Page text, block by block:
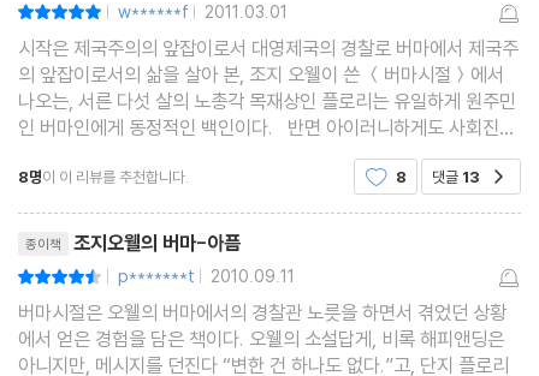
| w******f | 2011.03.01
시작은 제국주의의 앞잡이로서 대영제국의 경찰로 버마에서 제국주
의 앞잡이로서의 삶을 살아 본, 조지 오웰이 쓴 ＜버마시절＞에서
나오는, 서른 다섯 살의 노총각 목재상인 플로리는 유일하게 원주민
인 버마인에게 동정적인 백인이다. 반면 아이러니하게도 사회진화
론에 근거를 둔, 개발을 통한 문명화 논리에 의해 ＜민족개조론＞을
저술한 춘원 이광수나, 독립 능력이 없다고
8명이 이 리뷰를 추천합니다. 8 댓글 13
종이책 조지오웰의 버마-아픔
| p*******t | 2010.09.11
버마시절은 오웰의 버마에서의 경찰관 노릇을 하면서 겪었던 상황
에서 얻은 경험을 담은 책이다. 오웰의 소설답게, 비록 해피앤딩은
아니지만, 메시지를 던진다 “변한 건 하나도 없다.”고, 단지 플로리